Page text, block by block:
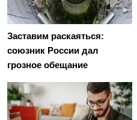
Заставим раскаяться:
союзник России дал
грозное обещание